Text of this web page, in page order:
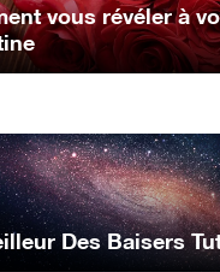
vous révéler à
Des Baisers